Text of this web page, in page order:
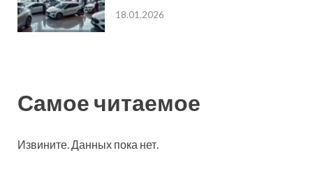
18.01.2026
Самое читаемое
Извините. Данных пока нет.